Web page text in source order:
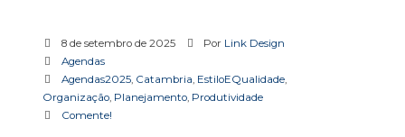
8 de setembro de 2025 Por Link Design
Agendas
Agendas2025, Catambria, EstiloEQualidade,
Organização, Planejamento, Produtividade
Comente!